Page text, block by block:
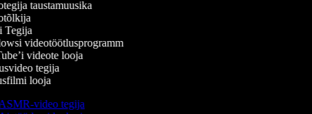
taustamuusika
videotöötlusprogramm
videote looja
tegija
looja
video tegija